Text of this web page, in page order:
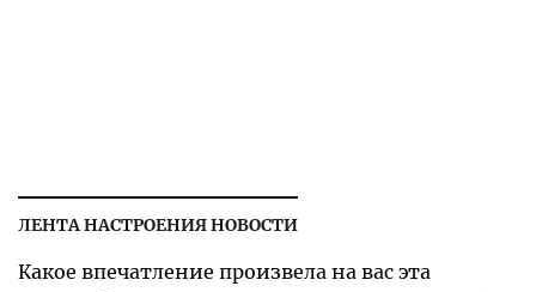
ЛЕНТА НАСТРОЕНИЯ НОВОСТИ
Какое впечатление произвела на вас эта